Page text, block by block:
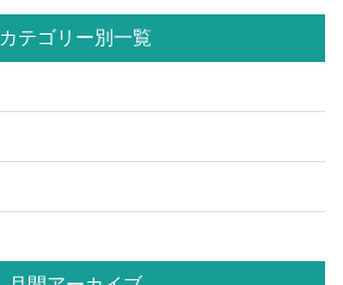
カテゴリー別一覧